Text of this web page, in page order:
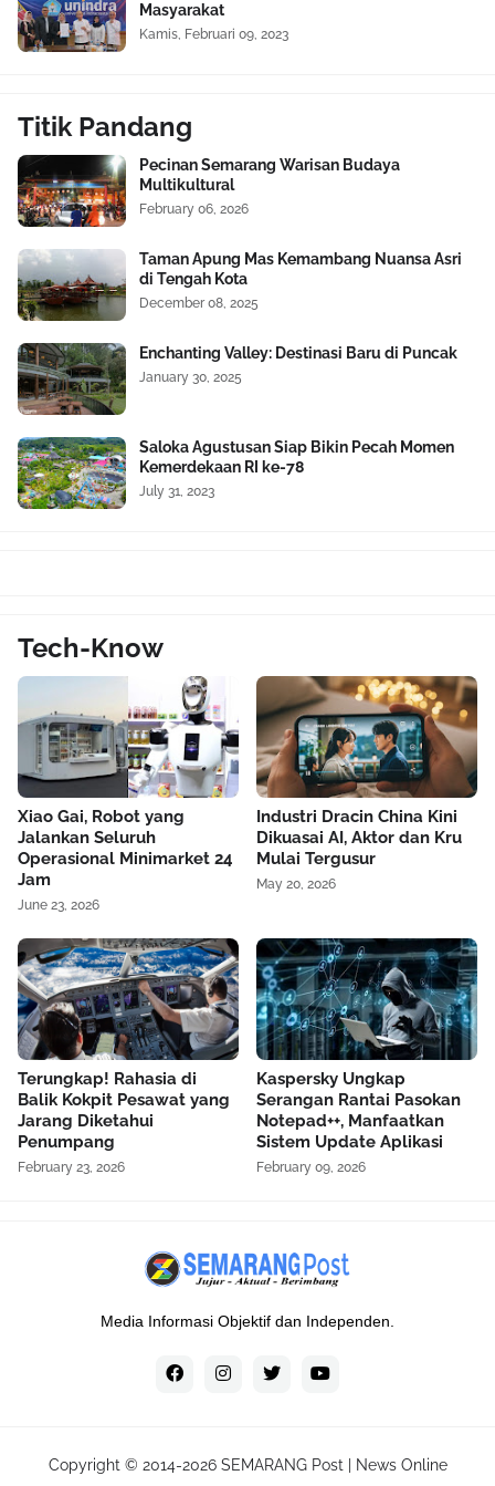
Masyarakat
Kamis, Februari 09, 2023
Titik Pandang
Pecinan Semarang Warisan Budaya
Multikultural
February 06, 2026
Taman Apung Mas Kemambang Nuansa Asri
di Tengah Kota
December 08, 2025
Enchanting Valley: Destinasi Baru di Puncak
January 30, 2025
Saloka Agustusan Siap Bikin Pecah Momen
Kemerdekaan RI ke-78
July 31, 2023
Tech-Know
Xiao Gai, Robot yang
Jalankan Seluruh
Operasional Minimarket 24
Jam
June 23, 2026
Industri Dracin China Kini
Dikuasai AI, Aktor dan Kru
Mulai Tergusur
May 20, 2026
Terungkap! Rahasia di
Balik Kokpit Pesawat yang
Jarang Diketahui
Penumpang
February 23, 2026
Kaspersky Ungkap
Serangan Rantai Pasokan
Notepad++, Manfaatkan
Sistem Update Aplikasi
February 09, 2026
Media Informasi Objektif dan Independen.
Copyright © 2014-2026 SEMARANG Post | News Online